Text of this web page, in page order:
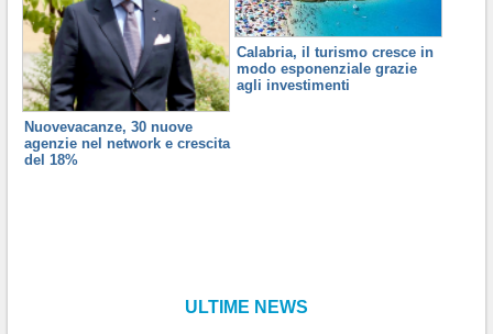
Nuovevacanze, 30 nuove
agenzie nel network e crescita
del 18%
Calabria, il turismo cresce in
modo esponenziale grazie
agli investimenti
ULTIME NEWS